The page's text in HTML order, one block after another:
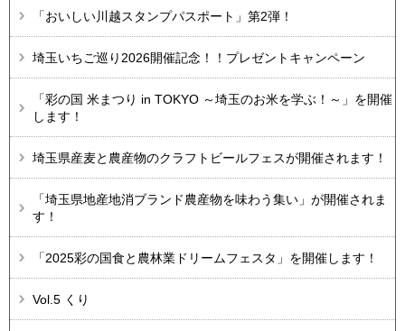
「おいしい川越スタンプパスポート」第2弾！
埼玉いちご巡り2026開催記念！！プレゼントキャンペーン
「彩の国 米まつり in TOKYO ～埼玉のお米を学ぶ！～」を開催
します！
埼玉県産麦と農産物のクラフトビールフェスが開催されます！
「埼玉県地産地消ブランド農産物を味わう集い」が開催されま
す！
「2025彩の国食と農林業ドリームフェスタ」を開催します！
Vol.5 くり